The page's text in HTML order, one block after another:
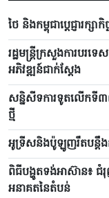
ថៃ និងកម្ពុជាប្តេជ្ញារក្
រដ្ឋមន្ត្រីក្រសួងការបរ
អភិវឌ្ឍន៍ជាក់ស្តែង
សន្និសីទការទូតលើកទី៣
ថ្មី
អូទ្រីសនិងប៉ូឡូញរឹតបន្តឹង
ពិធីបង្ហូតទង់អាស៊ាន៖ ជំ
អនាគតនៃតំបន់